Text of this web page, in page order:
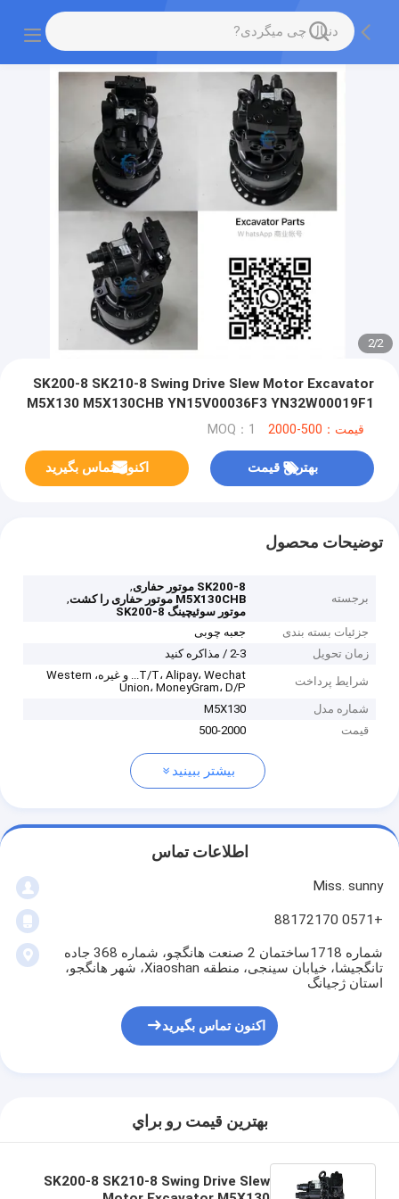
2
/
2
SK200-8 SK210-8 Swing Drive Slew Motor Excavator
M5X130 M5X130CHB YN15V00036F3 YN32W00019F1
YN15V00035F1
قیمت：500-2000 MOQ：1
بهترین قیمت اکنون تماس بگیرید
توضیحات محصول
برجسته
SK200-8 موتور حفاری
,
M5X130CHB موتور حفاری را کشت
,
موتور سوئیچینگ SK200-8
جزئیات بسته بندی
جعبه چوبی
زمان تحویل
2-3 / مذاکره کنید
شرایط پرداخت
T/T، Alipay، Wechat... و غیره، Western
Union، MoneyGram، D/P
شماره مدل
M5X130
قیمت
500-2000
بیشتر ببینید
اطلاعات تماس
Miss. sunny
+0571 88172170
شماره 1718ساختمان 2 صنعت هانگچو، شماره 368 جاده
تانگجیشا، خیابان سینجی، منطقه Xiaoshan، شهر هانگجو،
استان ژجیانگ
اکنون تماس بگیرید
بهترين قيمت رو براي
SK200-8 SK210-8 Swing Drive Slew